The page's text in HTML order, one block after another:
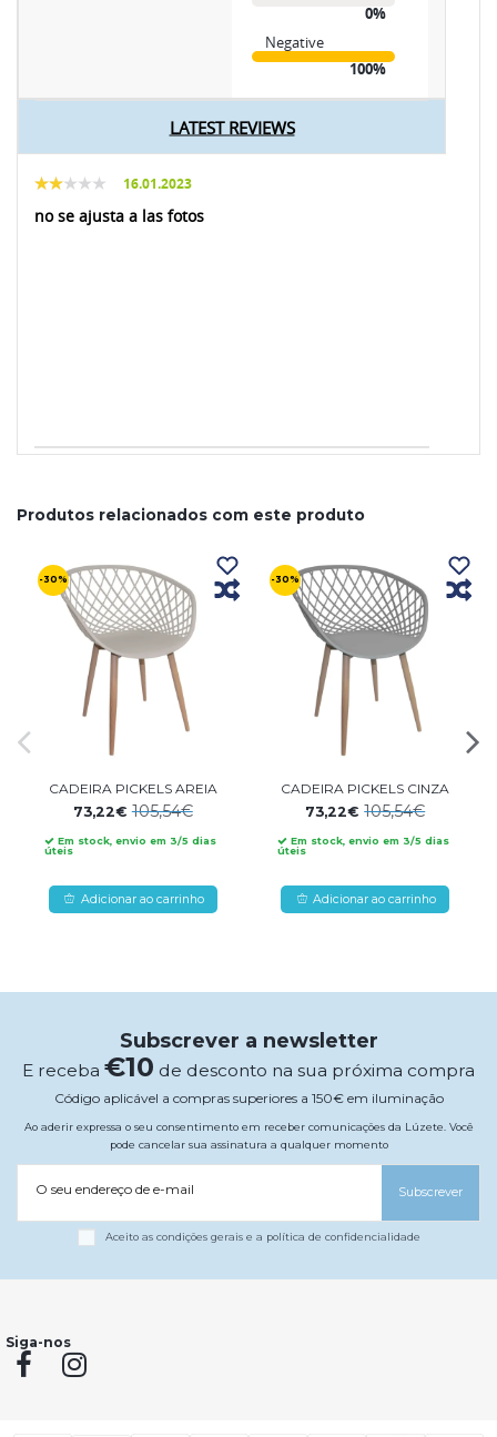
0%
Negative
100%
LATEST REVIEWS
16.01.2023
no se ajusta a las fotos
Produtos relacionados com este produto
-30%
CADEIRA PICKELS AREIA
73,22€105,54€
Em stock, envio em 3/5 dias
úteis
Adicionar ao carrinho
-30%
CADEIRA PICKELS CINZA
73,22€105,54€
Em stock, envio em 3/5 dias
úteis
Adicionar ao carrinho
Subscrever a newsletter
E receba €10 de desconto na sua próxima compra
Código aplicável a compras superiores a 150€ em iluminação
Ao aderir expressa o seu consentimento em receber comunicações da Lúzete. Você
pode cancelar sua assinatura a qualquer momento
O seu endereço de e-mail Subscrever
Aceito as condições gerais e a política de confidencialidade
Siga-nos